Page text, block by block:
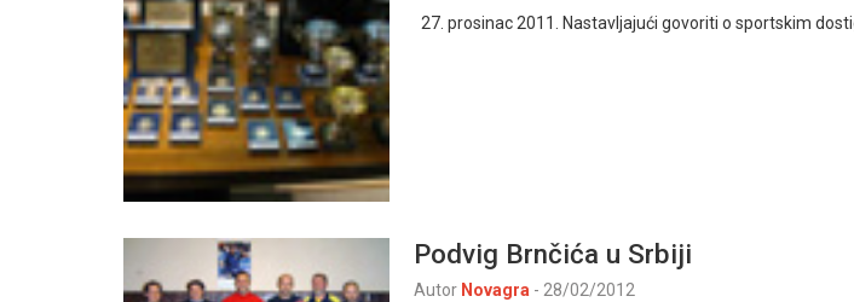
27. prosinac 2011. Nastavljajući govoriti o sportskim
Podvig Brnčića u Srbiji
Autor Novagra - 28/02/2012